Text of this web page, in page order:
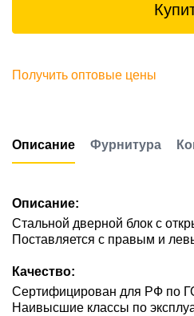
Получить оптовые цены
Описание Фурнитура
Описание:
Стальной дверной блок с
Поставляется с правым и
Качество:
Сертифицирован для РФ по
Наивысшие классы по